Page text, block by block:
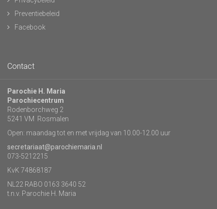
Preventiebeleid
Facebook
Contact
Parochie H. Maria
Parochiecentrum
Rodenborchweg 2
5241 VM Rosmalen
Open: maandag tot en met vrijdag van 10.00-12.00 uur
secretariaat@parochiemaria.nl
073-5212215
KvK 74868187
NL22 RABO 0163 3640 52
t.n.v. Parochie H. Maria